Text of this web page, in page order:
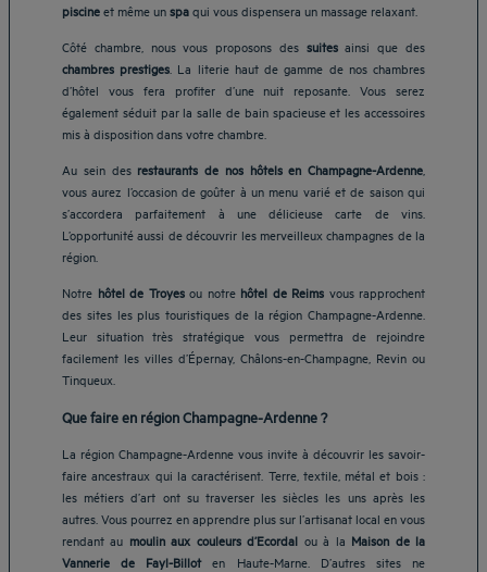
piscineet même unspaqui vous dispensera un massage relaxant.
Côté chambre, nous vous proposons des suitesainsi que des
chambres prestiges . La literie haut de gamme de nos chambres
d’hôtel vous fera profiter d’une nuit reposante. Vous serez
également séduit par la salle de bain spacieuse et les accessoires
mis à disposition dans votre chambre.
Au sein des restaurants de nos hôtels en Champagne-Ardenne
vous aurez l’occasion de goûter à un menu varié et de saison qui
s’accordera parfaitement à une délicieuse carte de vins.
L’opportunité aussi de découvrir les merveilleux champagnes de la
région.
Notre hôtel de Troyesou notre hôtel de Reims vous rapprochent
des sites les plus touristiques de la région Champagne-Ardenne.
Leur situation très stratégique vous permettra de rejoindre
facilement les villes d’Épernay, Châlons-en-Champagne, Revin ou
Tinqueux.
Que faire en région Champagne-Ardenne ?
La région Champagne-Ardenne vous invite à découvrir les savoir-
faire ancestraux qui la caractérisent. Terre, textile, métal et bois :
les métiers d’art ont su traverser les siècles les uns après les
autres. Vous pourrez en apprendre plus sur l’artisanat local en vous
rendant au moulin aux couleurs d’Ecordal ou à la Maison de la
Vannerie de Fayl-Billoten Haute-Marne. D’autres sites ne